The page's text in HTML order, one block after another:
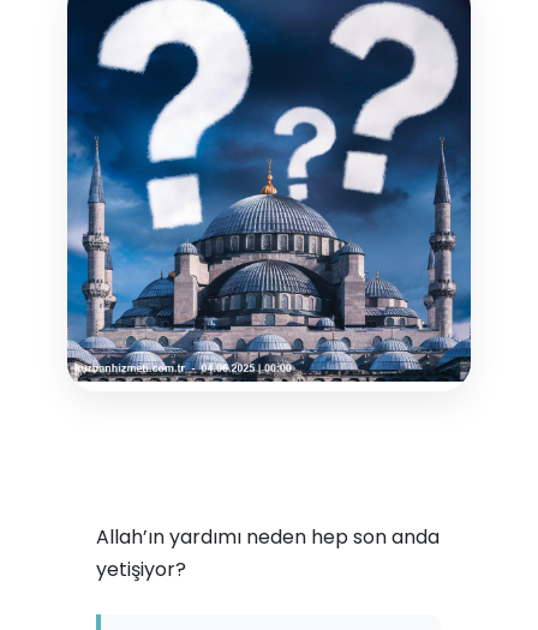
Allah’ın yardımı neden hep son anda
yetişiyor?